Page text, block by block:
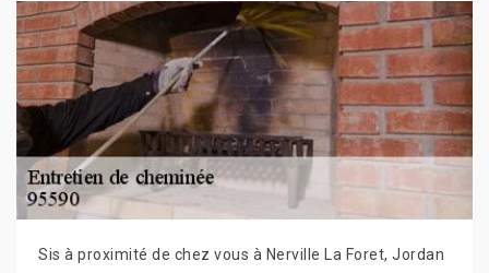
Sis à proximité de chez vous à Nerville La Foret, Jordan